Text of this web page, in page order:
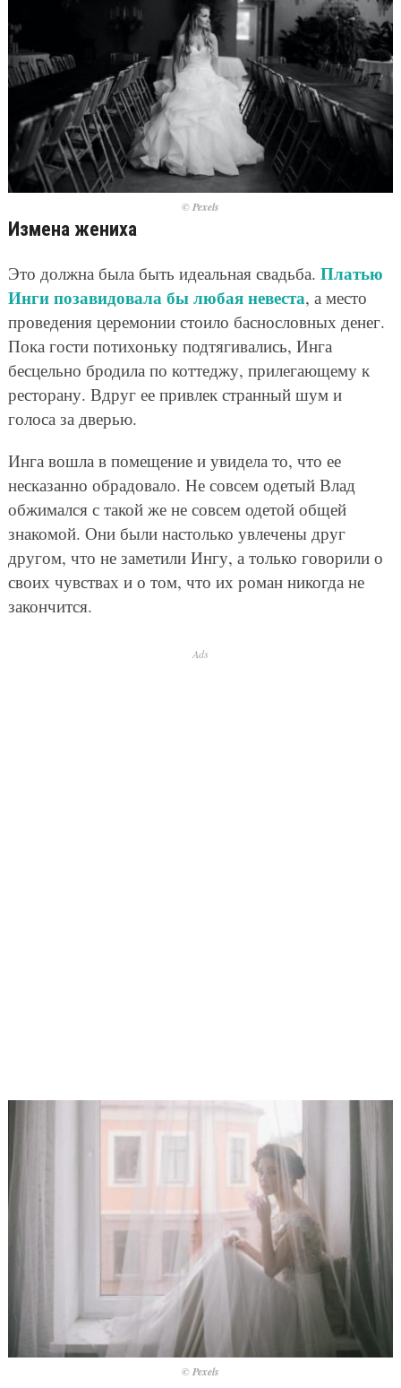
© Pexels
Измена жениха
Это должна была быть идеальная свадьба. Платью
Инги позавидовала бы любая невеста, а место
проведения церемонии стоило баснословных денег.
Пока гости потихоньку подтягивались, Инга
бесцельно бродила по коттеджу, прилегающему к
ресторану. Вдруг ее привлек странный шум и
голоса за дверью.
Инга вошла в помещение и увидела то, что ее
несказанно обрадовало. Не совсем одетый Влад
обжимался с такой же не совсем одетой общей
знакомой. Они были настолько увлечены друг
другом, что не заметили Ингу, а только говорили о
своих чувствах и о том, что их роман никогда не
закончится.
Ads
© Pexels